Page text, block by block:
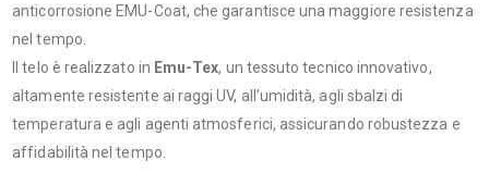
anticorrosione EMU-Coat, che garantisce una maggiore resistenza
nel tempo.
Il telo è realizzato in Emu-Tex, un tessuto tecnico innovativo,
altamente resistente ai raggi UV, all’umidità, agli sbalzi di
temperatura e agli agenti atmosferici, assicurando robustezza e
affidabilità nel tempo.